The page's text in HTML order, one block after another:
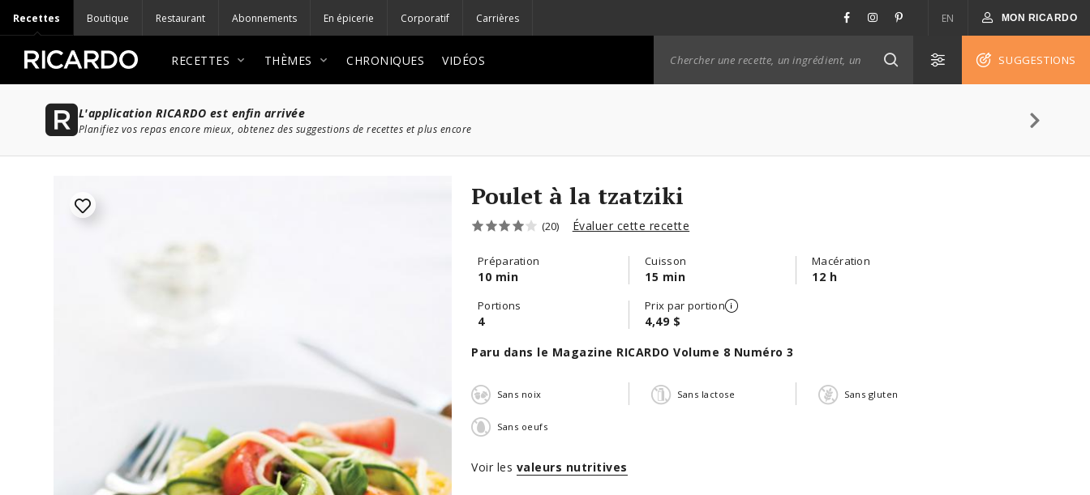
Recettes Boutique Restaurant Abonnements En épicerie Corporatif Carrières EN MON RICARDO
RECETTES THÈMES CHRONIQUES VIDÉOS SUGGESTIONS
L'application RICARDO est enfin arrivée
Planifiez vos repas encore mieux, obtenez des suggestions de recettes et plus encore
Poulet à la tzatziki
(20) Évaluer cette recette
Préparation
10 min
Cuisson
15 min
Macération
12 h
Portions
4
Prix par portion
4,49 $
Paru dans le Magazine RICARDO Volume 8 Numéro 3
Sans noix Sans lactose Sans gluten
Sans oeufs
Voir les valeurs nutritives